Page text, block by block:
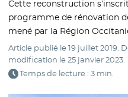
Cette reconstruction
programme de rénovation
mené par la Région
Article publié le19 juillet 2019.
modification le25 janvier 2023.
Temps de lecture : 3 min.